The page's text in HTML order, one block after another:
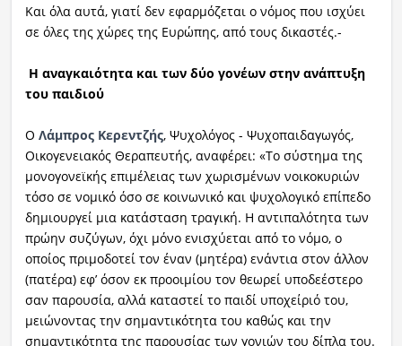
Και όλα αυτά, γιατί δεν εφαρμόζεται ο νόμος που ισχύει
σε όλες της χώρες της Ευρώπης, από τους δικαστές.-
Η αναγκαιότητα και των δύο γονέων στην ανάπτυξη
του παιδιού
Ο Λάμπρος Κερεντζής, Ψυχολόγος - Ψυχοπαιδαγωγός,
Οικογενειακός Θεραπευτής, αναφέρει: «Το σύστημα της
μονογονεϊκής επιμέλειας των χωρισμένων νοικοκυριών
τόσο σε νομικό όσο σε κοινωνικό και ψυχολογικό επίπεδο
δημιουργεί μια κατάσταση τραγική. Η αντιπαλότητα των
πρώην συζύγων, όχι μόνο ενισχύεται από το νόμο, ο
οποίος πριμοδοτεί τον έναν (μητέρα) ενάντια στον άλλον
(πατέρα) εφ’ όσον εκ προοιμίου τον θεωρεί υποδεέστερο
σαν παρουσία, αλλά καταστεί το παιδί υποχείριό του,
μειώνοντας την σημαντικότητα του καθώς και την
σημαντικότητα της παρουσίας των γονιών του δίπλα του.